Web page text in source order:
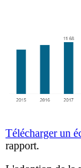
Télécharger un
rapport.